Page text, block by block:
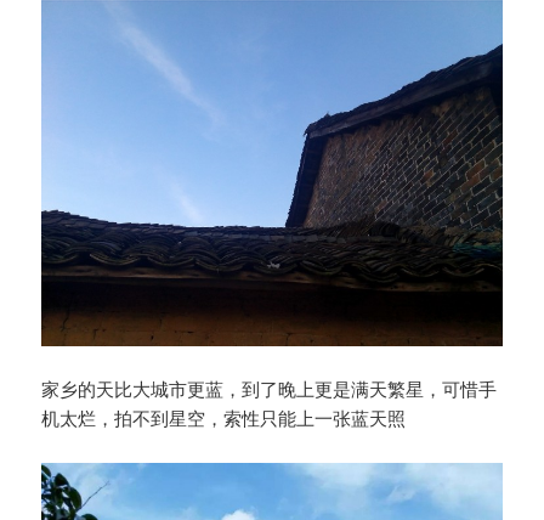
家乡的天比大城市更蓝，到了晚上更是满天繁星，可惜手
机太烂，拍不到星空，索性只能上一张蓝天照